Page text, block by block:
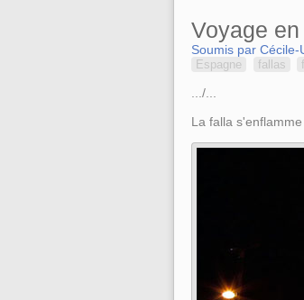
Voyage
Soumis par
Espagne fallas
.../...
La falla